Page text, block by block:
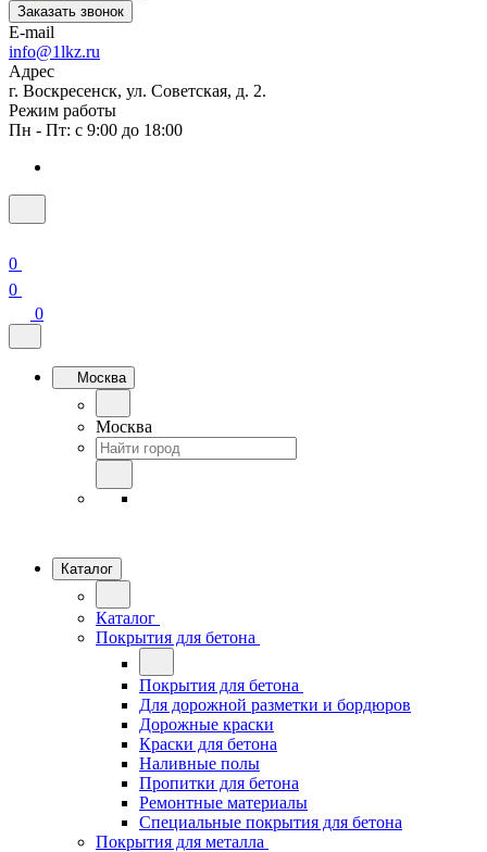
Заказать звонок
E-mail
info@1lkz.ru
Адрес
г. Воскресенск, ул. Советская, д. 2.
Режим работы
Пн - Пт: с 9:00 до 18:00
0
0
0
Москва
Москва
Каталог
Каталог
Покрытия для бетона
Покрытия для бетона
Для дорожной разметки и бордюров
Дорожные краски
Краски для бетона
Наливные полы
Пропитки для бетона
Ремонтные материалы
Специальные покрытия для бетона
Покрытия для металла